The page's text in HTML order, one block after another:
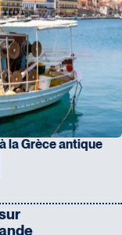
la Grèce antique